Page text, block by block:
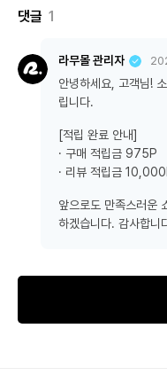
댓글 1
라무몰 관리자
안녕하세요, 고객님!
립니다.
[적립 완료 안내]
· 구매 적립금 975P
· 리뷰 적립금
앞으로도 만족스러운
하겠습니다. 감사합니